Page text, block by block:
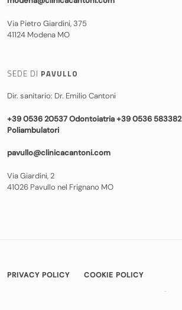
Via Pietro Giardini, 375
41124 Modena MO
SEDE DI PAVULLO
Dir. sanitario: Dr. Emilio Cantoni
+39 0536 20537 Odontoiatria +39 0536 583382
Poliambulatori
pavullo@clinicacantoni.com
Via Giardini, 2
41026 Pavullo nel Frignano MO
PRIVACY POLICY COOKIE POLICY